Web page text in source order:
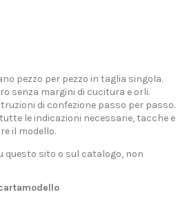
pezzo per pezzo in taglia singola.
senza margini di cucitura e orli.
di confezione passo per passo.
le indicazioni necessarie, tacche e
il modello.
questo sito o sul catalogo, non